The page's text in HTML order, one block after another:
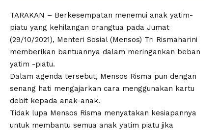
TARAKAN – Berkesempatan menemui anak yatim-
piatu yang kehilangan orangtua pada Jumat
(29/10/2021), Menteri Sosial (Mensos) Tri Rismaharini
memberikan bantuannya dalam meringankan beban
yatim -piatu.
Dalam agenda tersebut, Mensos Risma pun dengan
senang hati mengajarkan cara menggunakan kartu
debit kepada anak-anak.
Tidak lupa Mensos Risma menyatakan kesiapannya
untuk membantu semua anak yatim piatu jika